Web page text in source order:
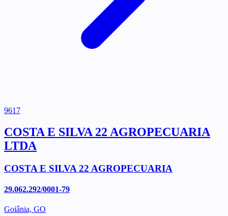
9617
COSTA E SILVA 22 AGROPECUARIA
LTDA
COSTA E SILVA 22 AGROPECUARIA
29.062.292/0001-79
Goiânia, GO